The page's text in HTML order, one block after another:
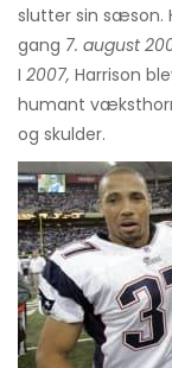
slutter sin sæson.
gang 7. august
I 2007, Harrison
humant
og skulder.